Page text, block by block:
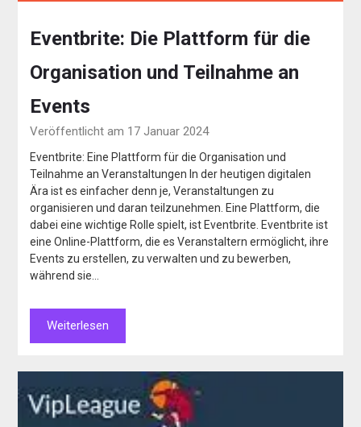
Eventbrite: Die Plattform für die
Organisation und Teilnahme an
Events
Veröffentlicht am 17 Januar 2024
Eventbrite: Eine Plattform für die Organisation und
Teilnahme an Veranstaltungen In der heutigen digitalen
Ära ist es einfacher denn je, Veranstaltungen zu
organisieren und daran teilzunehmen. Eine Plattform, die
dabei eine wichtige Rolle spielt, ist Eventbrite. Eventbrite ist
eine Online-Plattform, die es Veranstaltern ermöglicht, ihre
Events zu erstellen, zu verwalten und zu bewerben,
während sie…
Weiterlesen